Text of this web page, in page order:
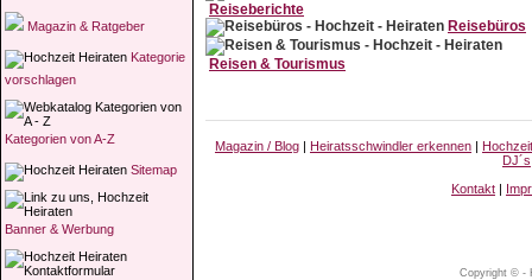
Magazin & Ratgeber
Kategorie
vorschlagen
Kategorien von A-Z
Sitemap
Banner & Werbung
Reiseberichte
Reisebüros
Reisen & Tourismus
Magazin / Blog | Heiratsschwindler erkennen |
DJ´s
Kontakt |
Copyright © -